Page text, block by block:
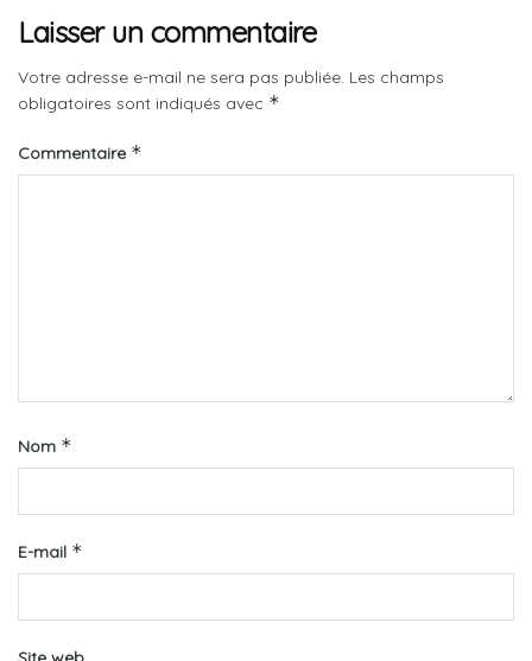
Laisser un commentaire
Votre adresse e-mail ne sera pas publiée. Les champs
obligatoires sont indiqués avec *
Commentaire *
Nom *
E-mail *